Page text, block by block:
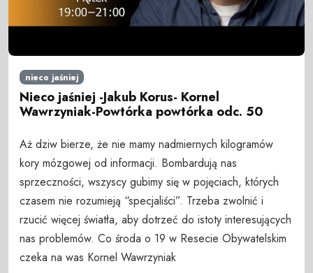
nieco jaśniej
Nieco jaśniej -Jakub Korus- Kornel
Wawrzyniak-Powtórka powtórka odc. 50
Aż dziw bierze, że nie mamy nadmiernych kilogramów
kory mózgowej od informacji. Bombardują nas
sprzeczności, wszyscy gubimy się w pojęciach, których
czasem nie rozumieją “specjaliści”. Trzeba zwolnić i
rzucić więcej światła, aby dotrzeć do istoty interesujących
nas problemów. Co środa o 19 w Resecie Obywatelskim
czeka na was Kornel Wawrzyniak